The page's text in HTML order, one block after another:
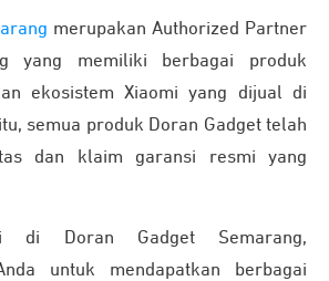
merupakan Authorized Partner
yang memiliki berbagai produk
ekosistem Xiaomi yang dijual di
semua produk Doran Gadget telah
dan klaim garansi resmi yang
di Doran Gadget Semarang,
untuk mendapatkan berbagai